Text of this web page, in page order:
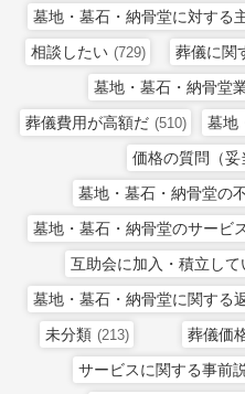
墓地・墓石・納骨堂に対する
相談したい (729) 葬儀に関
墓地・墓石・納骨堂
葬儀費用が高額だ (510) 墓地
価格の質問（妥
墓地・墓石・納骨堂の
墓地・墓石・納骨堂のサービ
互助会に加入・積立し
墓地・墓石・納骨堂に関する
未分類 (213) 葬儀価
サービスに関する事前